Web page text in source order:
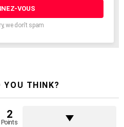
we don't spam
YOU THINK?
2
Points